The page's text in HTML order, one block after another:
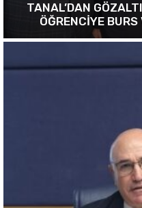
TANAL’DAN
ÖĞRENCİYE